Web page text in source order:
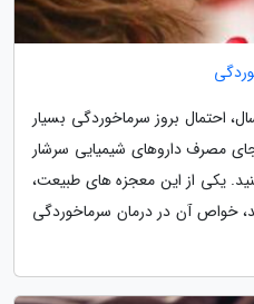
احتمال بروز سرماخوردگی بسیار
مصرف داروهای شیمیایی سرشار
یکی از این معجزه های طبیعت،
خواص آن در درمان سرماخوردگی